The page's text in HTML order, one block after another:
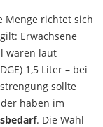
Menge richtet sich
Erwachsene
wären laut
1,5 Liter – bei
sollte
haben im
. Die Wahl